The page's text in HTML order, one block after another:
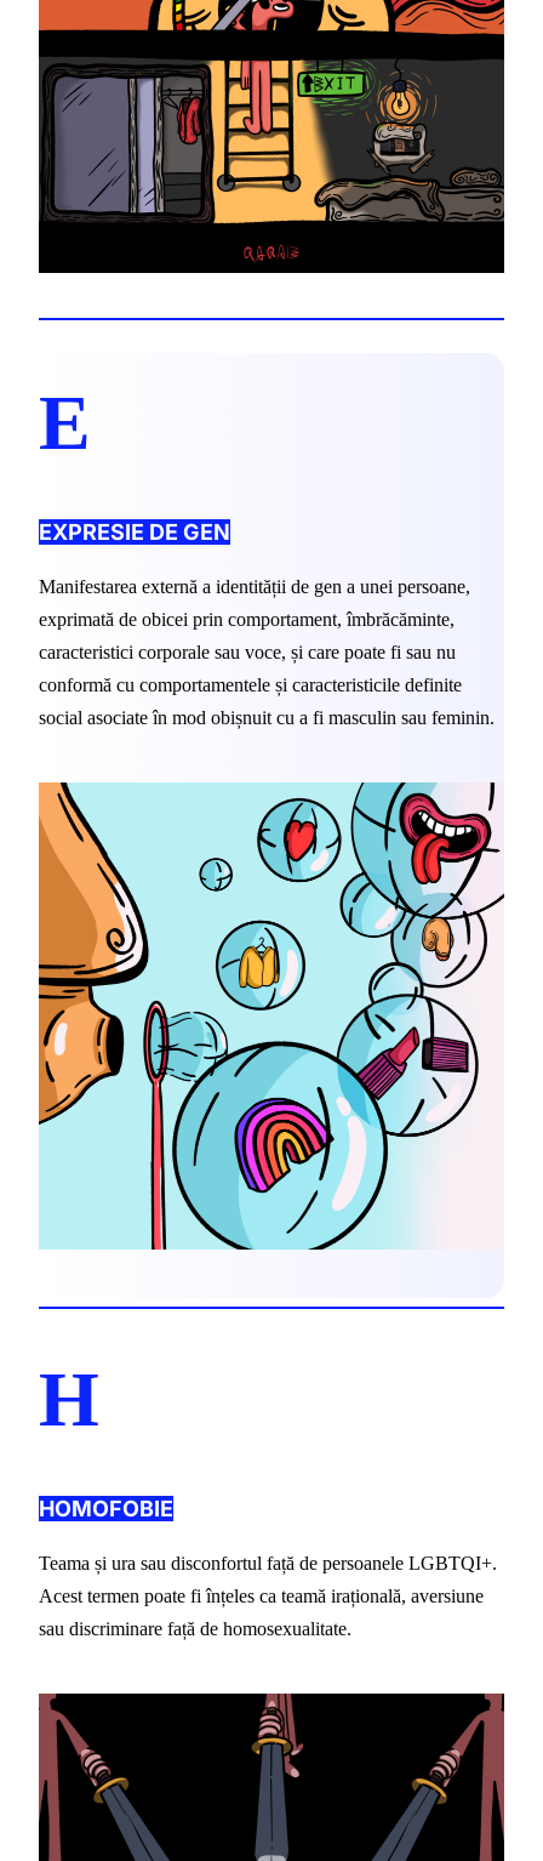
E
EXPRESIE DE GEN
Manifestarea externă a identității de gen a unei persoane,
exprimată de obicei prin comportament, îmbrăcăminte,
caracteristici corporale sau voce, și care poate fi sau nu
conformă cu comportamentele și caracteristicile definite
social asociate în mod obișnuit cu a fi masculin sau feminin.
H
HOMOFOBIE
Teama și ura sau disconfortul față de persoanele LGBTQI+.
Acest termen poate fi înțeles ca teamă irațională, aversiune
sau discriminare față de homosexualitate.